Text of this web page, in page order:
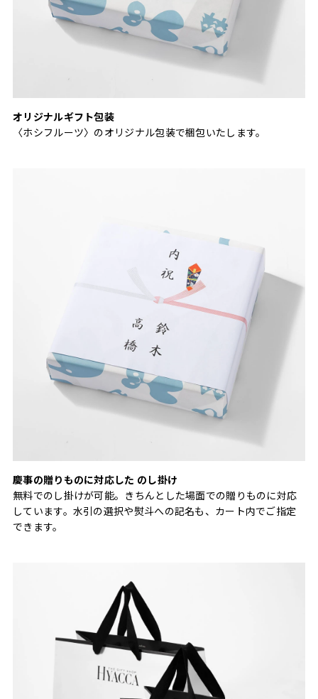
オリジナルギフト包装
〈ホシフルーツ〉のオリジナル包装で梱包いたします。
慶事の贈りものに対応した のし掛け
無料でのし掛けが可能。きちんとした場面での贈りものに対応
しています。水引の選択や熨斗への記名も、カート内でご指定
できます。